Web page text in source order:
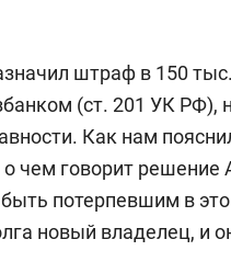
штраф в 150
(ст. 201 УК РФ),
Как нам
чем говорит решение
потерпевшим в
новый владелец, и